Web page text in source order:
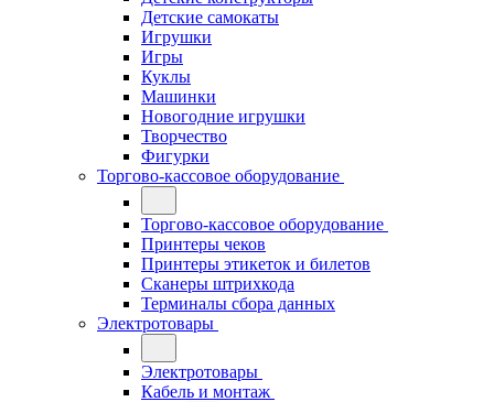
Детские самокаты
Игрушки
Игры
Куклы
Машинки
Новогодние игрушки
Творчество
Фигурки
Торгово-кассовое оборудование
Торгово-кассовое оборудование
Принтеры чеков
Принтеры этикеток и билетов
Сканеры штрихкода
Терминалы сбора данных
Электротовары
Электротовары
Кабель и монтаж